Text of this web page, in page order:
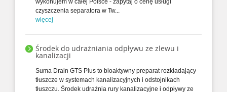
wykonujem w całej Polsce - zapytaj o cenę usługi
czyszczenia separatora w Tw...
więcej
Środek do udrażniania odpływu ze zlewu i
kanalizacji
Suma Drain GTS Plus to bioaktywny preparat rozkładający
tłuszcze w systemach kanalizacyjnych i odstojnikach
tłuszczu. Środek udrażnia rury kanalizacyjne i odpływy ze